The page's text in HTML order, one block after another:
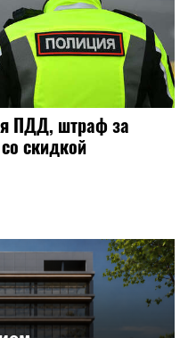
ПДД, штраф за
скидкой